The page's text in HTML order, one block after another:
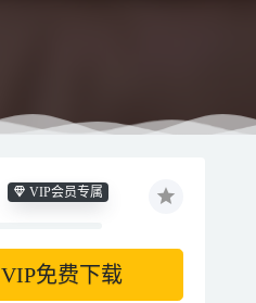
VIP会员专属
VIP免费下载